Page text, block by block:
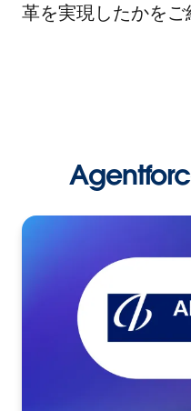
革を実現したかをご